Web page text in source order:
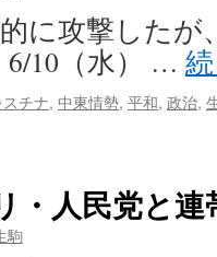
に攻撃した
6/10（水） …
チナ, 中東情勢, 平和, 政治,
・人民党と
駒